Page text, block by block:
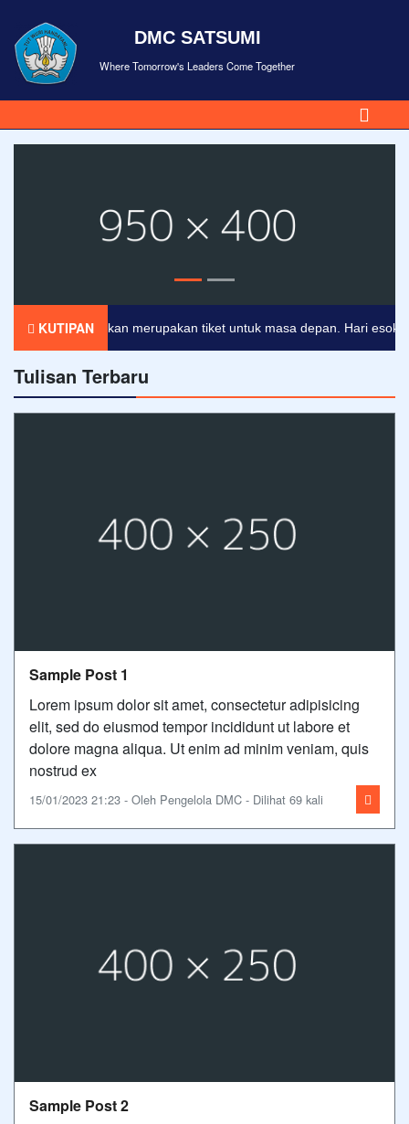
DMC SATSUMI
Where Tomorrow's Leaders Come Together
KUTIPAN
Pendidikan merupakan tiket untuk masa depan. Hari esok
Tulisan Terbaru
Sample Post 1
Lorem ipsum dolor sit amet, consectetur adipisicing
elit, sed do eiusmod tempor incididunt ut labore et
dolore magna aliqua. Ut enim ad minim veniam, quis
nostrud ex
15/01/2023 21:23 - Oleh Pengelola DMC - Dilihat 69 kali
Sample Post 2